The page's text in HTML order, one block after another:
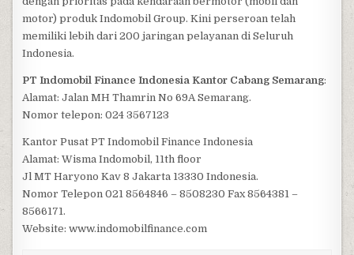
motor) produk Indomobil Group. Kini perseroan telah
memiliki lebih dari 200 jaringan pelayanan di Seluruh
Indonesia.
PT Indomobil Finance Indonesia Kantor Cabang Semarang:
Alamat: Jalan MH Thamrin No 69A Semarang.
Nomor telepon: 024 3567123
Kantor Pusat PT Indomobil Finance Indonesia
Alamat: Wisma Indomobil, 11th floor
Jl MT Haryono Kav 8 Jakarta 13330 Indonesia.
Nomor Telepon 021 8564846 – 8508230 Fax 8564381 –
8566171.
Website: www.indomobilfinance.com